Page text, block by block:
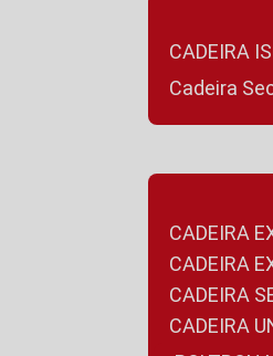
CADEIRA
Cadeira
CADEIRA
CADEIRA
CADEIRA
CADEIRA